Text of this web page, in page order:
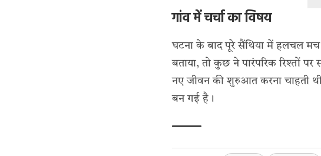
गांव में चर्चा का विषय
घटना के बाद पूरे सैंथिया में हलचल
बताया, तो कुछ ने पारंपरिक रिश्तों
नए जीवन की शुरुआत करना चाहती
बन गई है।